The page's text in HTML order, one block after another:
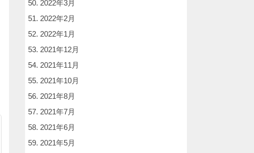
2022年3月
2022年2月
2022年1月
2021年12月
2021年11月
2021年10月
2021年8月
2021年7月
2021年6月
2021年5月